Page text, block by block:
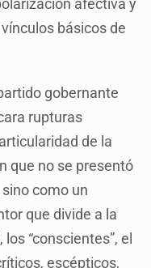
afectiva y
básicos de
gobernante
rupturas
de la
que no se presentó
como un
que divide a la
“conscientes”, el
escépticos,